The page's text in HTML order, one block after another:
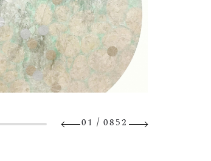
01 / 0852